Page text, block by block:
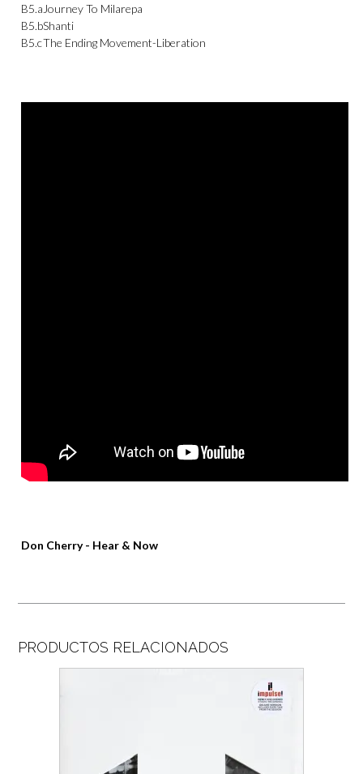
B5.a Journey To Milarepa
B5.bShanti
B5.cThe Ending Movement-Liberation
Don Cherry ‎- Hear & Now
PRODUCTOS RELACIONADOS